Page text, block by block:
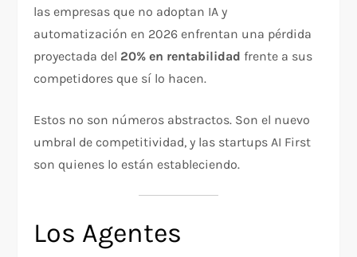
las empresas que no adoptan IA y
automatización en 2026 enfrentan una pérdida
proyectada del 20% en rentabilidad frente a sus
competidores que sí lo hacen.
Estos no son números abstractos. Son el nuevo
umbral de competitividad, y las startups AI First
son quienes lo están estableciendo.
Los Agentes